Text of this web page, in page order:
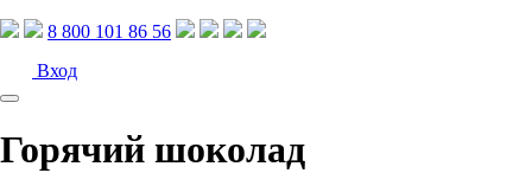
8 800 101 86 56
Вход
Горячий шоколад